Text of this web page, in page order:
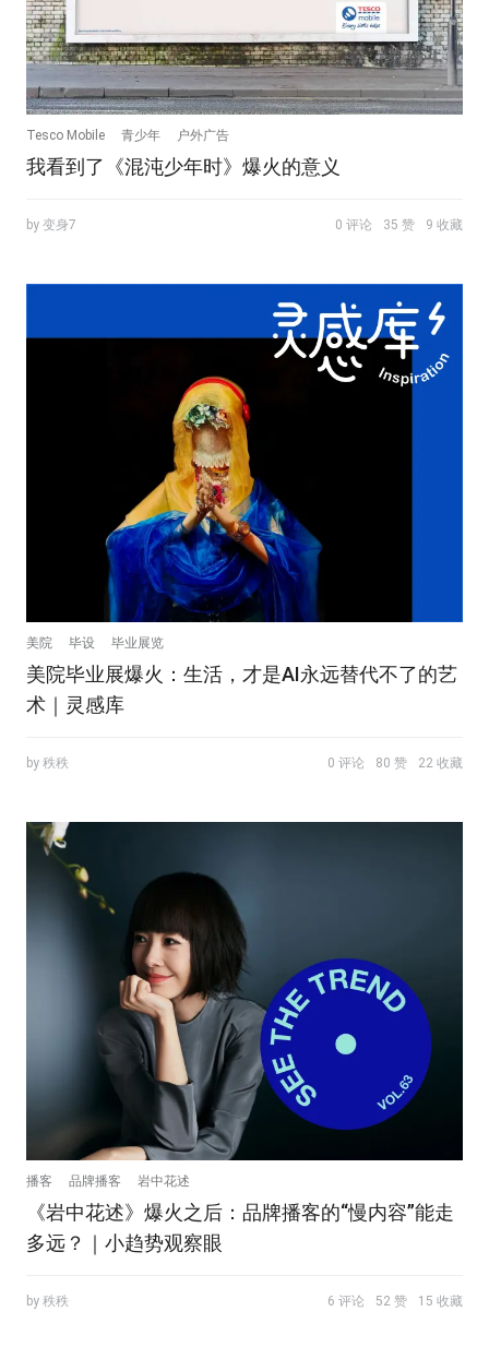
Tesco Mobile 青少年 户外广告
我看到了《混沌少年时》爆火的意义
by 变身7 0 评论 35 赞 9 收藏
美院 毕设 毕业展览
美院毕业展爆火：生活，才是AI永远替代不了的艺
术｜灵感库
by 秩秩 0 评论 80 赞 22 收藏
播客 品牌播客 岩中花述
《岩中花述》爆火之后：品牌播客的“慢内容”能走
多远？｜小趋势观察眼
by 秩秩 6 评论 52 赞 15 收藏